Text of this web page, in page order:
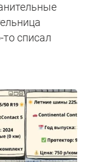
то списал